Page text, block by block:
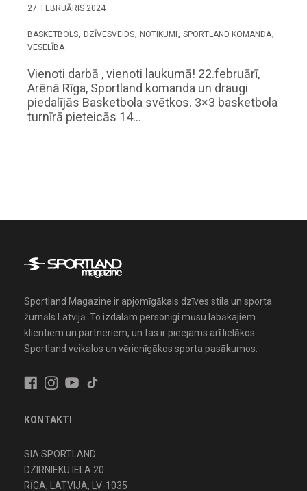
27. FEBRUĀRIS 2024
BASKETBOLS DZĪVESVEIDS NOTIKUMI
SPORTLAND KOMANDA
VESELĪBA
Vienoti darbā , vienoti laukumā! 22.februārī,
Arēnā Rīga, Sportland komanda un draugi
piedalījās Basketbola svētkos. 3×3 basketbola
turnīrā pieteicās 14…
Sportland Magazine ir apjomīgākais dzīves stila un sporta
žurnāls Latvijā. To izdalām personīgi mūsu labākajiem
klientiem un partneriem, un tas ir pieejams arī lielākos
Sportland veikalos un vērienīgākos sporta pasākumos.
KONTAKTI
SIA SPORTLAND
DZIRNIEKU IELA 20
RĪGA, LATVIJA, LV-1035